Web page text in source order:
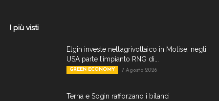
I più visti
Elgin investe nell’agrivoltaico in Molise, negli
USA parte l’impianto RNG di...
GREEN ECONOMY 7 Agosto 2026
Terna e Sogin rafforzano i bilanci